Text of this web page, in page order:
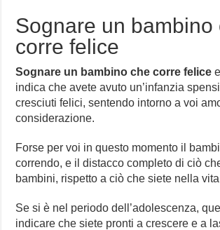
Sognare un bambino
corre felice
Sognare un bambino che corre felice
indica che avete avuto un’infanzia
cresciuti felici, sentendo intorno a voi
considerazione.
Forse per voi in questo momento il
correndo, e il distacco completo di ciò
bambini, rispetto a ciò che siete nella
Se si è nel periodo dell’adolescenza,
indicare che siete pronti a crescere e a